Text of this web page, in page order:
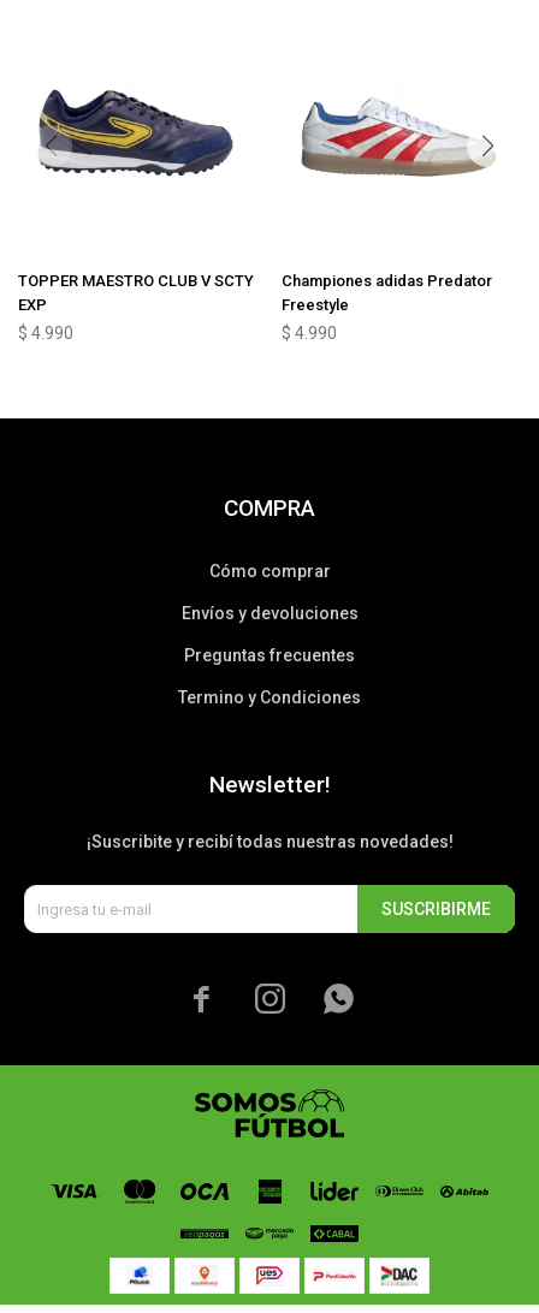
TOPPER MAESTRO CLUB V SCTY
EXP
$ 4.990
Championes adidas Predator
Freestyle
$ 4.990
COMPRA
Cómo comprar
Envíos y devoluciones
Preguntas frecuentes
Termino y Condiciones
Newsletter!
¡Suscribite y recibí todas nuestras novedades!
SUSCRIBIRME
  